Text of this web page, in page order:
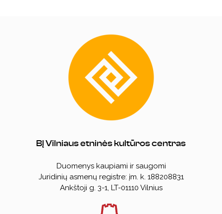
BĮ Vilniaus etninės kultūros centras
Duomenys kaupiami ir saugomi
Juridinių asmenų registre: įm. k. 188208831
Ankštoji g. 3-1, LT-01110 Vilnius